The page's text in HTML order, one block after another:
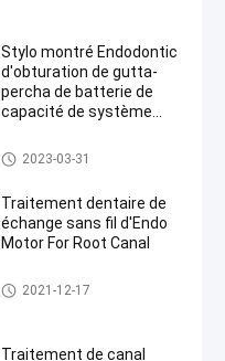
Stylo montré Endodontic
d'obturation de gutta-
percha de batterie de
capacité de système
grand
Endo Motor dentaire
2023-03-31
Traitement dentaire de
échange sans fil d'Endo
Motor For Root Canal
Endo Motor dentaire
2021-12-17
Traitement de canal